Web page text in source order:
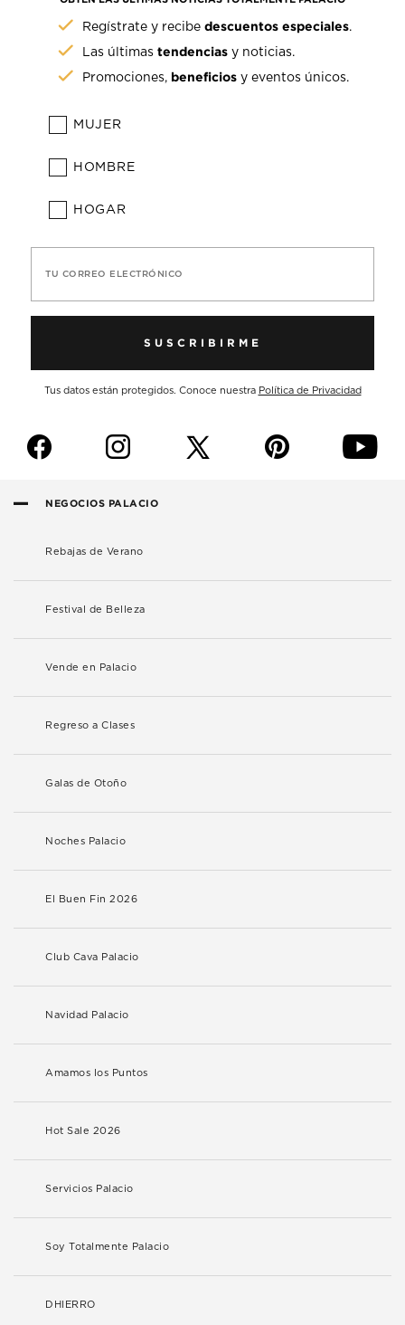
Regístrate y recibedescuentos especiales.
Las últimastendencias y noticias.
Promociones, beneficios y eventos únicos.
MUJER
HOMBRE
HOGAR
TU CORREO ELECTRÓNICO
SUSCRIBIRME
Tus datos están protegidos. Conoce nuestra Política de Privacidad
f i p y
NEGOCIOS PALACIO
Rebajas de Verano
Festival de Belleza
Vende en Palacio
Regreso a Clases
Galas de Otoño
Noches Palacio
El Buen Fin 2026
Club Cava Palacio
Navidad Palacio
Amamos los Puntos
Hot Sale 2026
Servicios Palacio
Soy Totalmente Palacio
DHIERRO